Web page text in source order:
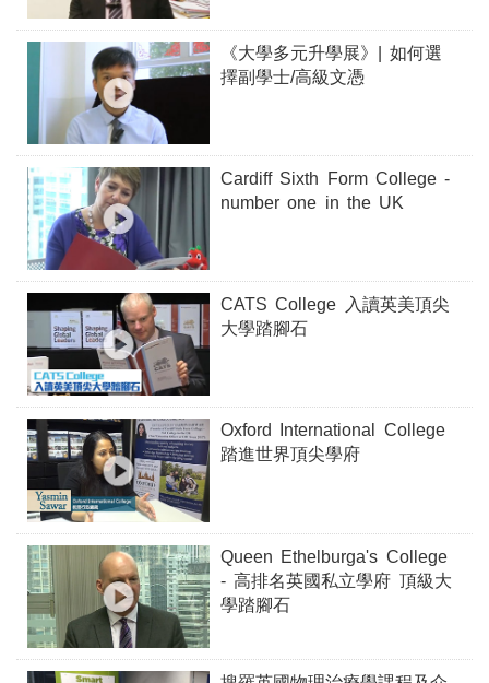
《大學多元升學展》| 如何選
擇副學士/高級文憑
Cardiff Sixth Form College -
number one in the UK
CATS College 入讀英美頂尖
大學踏腳石
Oxford International College
踏進世界頂尖學府
Queen Ethelburga's College
- 高排名英國私立學府 頂級大
學踏腳石